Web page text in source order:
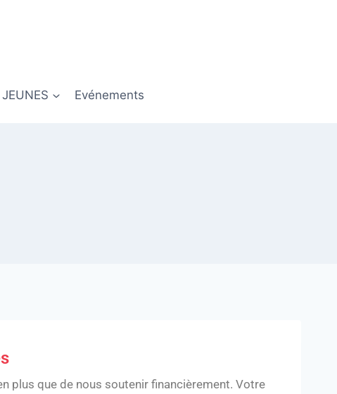
Evénements
plus que de nous soutenir financièrement. Votre